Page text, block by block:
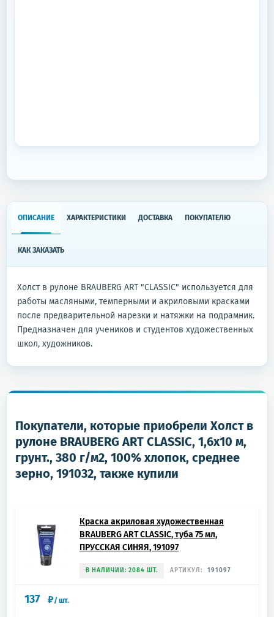
ОПИСАНИЕ ХАРАКТЕРИСТИКИ ДОСТАВКА ПОКУПАТЕЛЮ
КАК ЗАКАЗАТЬ
Холст в рулоне BRAUBERG ART "CLASSIC" используется для
работы масляными, темперными и акриловыми красками
после предварительной нарезки и натяжки на подрамник.
Предназначен для учеников и студентов художественных
школ, художников.
Покупатели, которые приобрели Холст в
рулоне BRAUBERG ART CLASSIC, 1,6x10 м,
грунт., 380 г/м2, 100% хлопок, среднее
зерно, 191032, также купили
Краска акриловая художественная
BRAUBERG ART CLASSIC, туба 75 мл,
ПРУССКАЯ СИНЯЯ, 191097
В НАЛИЧИИ: 2084 ШТ. АРТИКУЛ: 191097
137 ₽/шт.